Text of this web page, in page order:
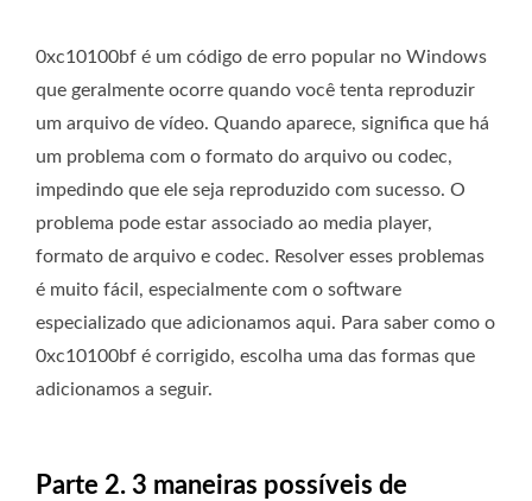
0xc10100bf é um código de erro popular no Windows
que geralmente ocorre quando você tenta reproduzir
um arquivo de vídeo. Quando aparece, significa que há
um problema com o formato do arquivo ou codec,
impedindo que ele seja reproduzido com sucesso. O
problema pode estar associado ao media player,
formato de arquivo e codec. Resolver esses problemas
é muito fácil, especialmente com o software
especializado que adicionamos aqui. Para saber como o
0xc10100bf é corrigido, escolha uma das formas que
adicionamos a seguir.
Parte 2. 3 maneiras possíveis de